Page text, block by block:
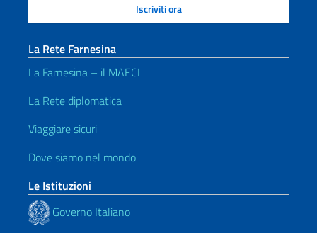
La Rete Farnesina
La Farnesina – il MAECI
La Rete diplomatica
Viaggiare sicuri
Dove siamo nel mondo
Le Istituzioni
Governo Italiano